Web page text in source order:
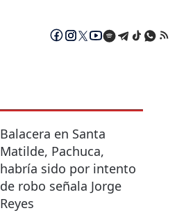
Balacera en Santa
Matilde, Pachuca,
habría sido por intento
de robo señala Jorge
Reyes